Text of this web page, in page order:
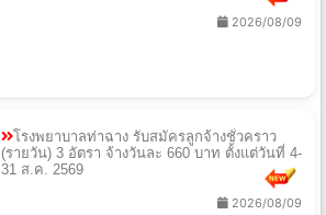
2026/08/09
โรงพยาบาลท่าฉาง รับสมัครลูกจ้างชั่วคราว
(รายวัน) 3 อัตรา จ้างวันละ 660 บาท ตั้งแต่วันที่ 4-
31 ส.ค. 2569
2026/08/09